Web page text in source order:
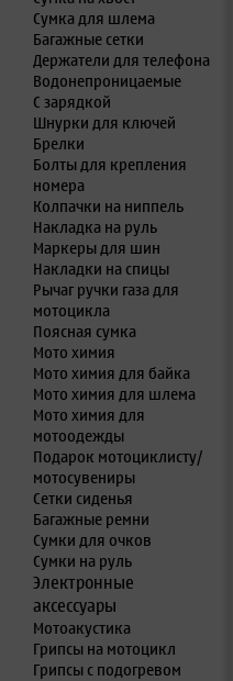
Сумка для шлема
Багажные сетки
Держатели для телефона
Водонепроницаемые
С зарядкой
Шнурки для ключей
Брелки
Болты для крепления
номера
Колпачки на ниппель
Накладка на руль
Маркеры для шин
Накладки на спицы
Рычаг ручки газа для
мотоцикла
Поясная сумка
Мото химия
Мото химия для байка
Мото химия для шлема
Мото химия для
мотоодежды
Подарок мотоциклисту/
мотосувениры
Сетки сиденья
Багажные ремни
Сумки для очков
Сумки на руль
Электронные
аксессуары
Мотоакустика
Грипсы на мотоцикл
Грипсы с подогревом